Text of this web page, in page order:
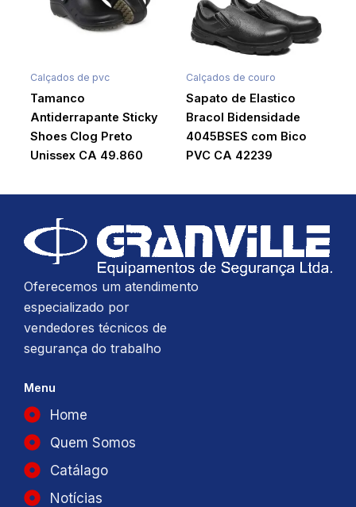
Calçados de pvc
Tamanco
Antiderrapante Sticky
Shoes Clog Preto
Unissex CA 49.860
Calçados de couro
Sapato de Elastico
Bracol Bidensidade
4045BSES com Bico
PVC CA 42239
Oferecemos um atendimento
especializado por
vendedores técnicos de
segurança do trabalho
Menu
Home
Quem Somos
Catálago
Notícias